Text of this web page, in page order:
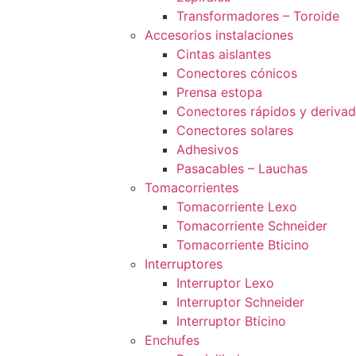
Transformadores – Toroide
Accesorios instalaciones
Cintas aislantes
Conectores cónicos
Prensa estopa
Conectores rápidos y
Conectores solares
Adhesivos
Pasacables – Lauchas
Tomacorrientes
Tomacorriente Lexo
Tomacorriente Schneider
Tomacorriente Bticino
Interruptores
Interruptor Lexo
Interruptor Schneider
Interruptor Bticino
Enchufes